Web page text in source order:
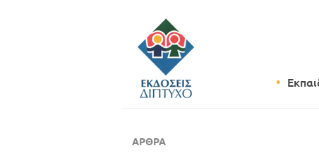
ΆΡΘΡΑ